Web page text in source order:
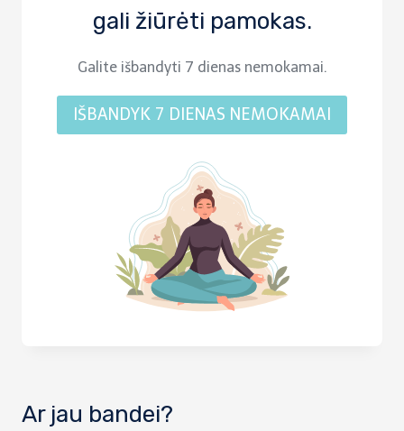
gali žiūrėti pamokas.
Galite išbandyti 7 dienas nemokamai.
IŠBANDYK 7 DIENAS NEMOKAMAI
Ar jau bandei?